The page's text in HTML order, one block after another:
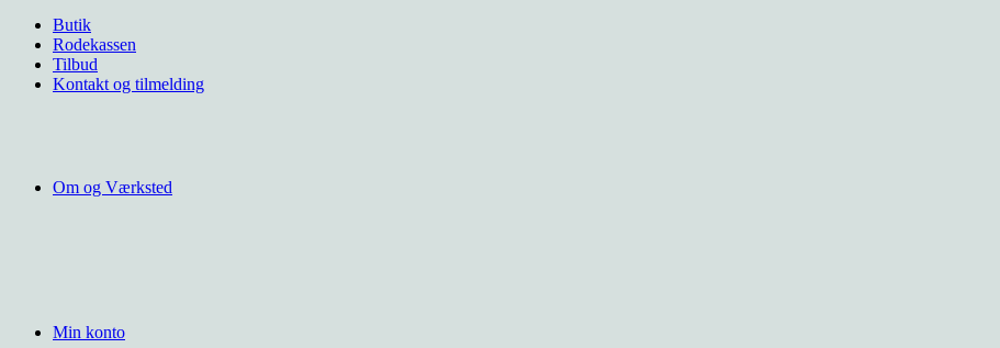
Butik
Rodekassen
Tilbud
Kontakt og tilmelding
Om og Værksted
Min konto